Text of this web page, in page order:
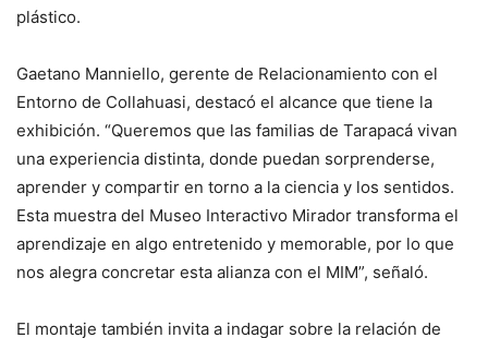
plástico.
Gaetano Manniello, gerente de Relacionamiento con el
Entorno de Collahuasi, destacó el alcance que tiene la
exhibición. “Queremos que las familias de Tarapacá vivan
una experiencia distinta, donde puedan sorprenderse,
aprender y compartir en torno a la ciencia y los sentidos.
Esta muestra del Museo Interactivo Mirador transforma el
aprendizaje en algo entretenido y memorable, por lo que
nos alegra concretar esta alianza con el MIM”, señaló.
El montaje también invita a indagar sobre la relación de